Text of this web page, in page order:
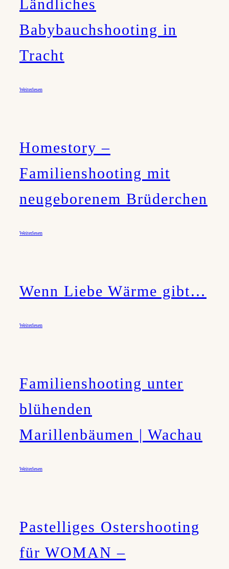
Ländliches
Babybauchshooting in
Tracht
Weiterlesen
Homestory –
Familienshooting mit
neugeborenem Brüderchen
Weiterlesen
Wenn Liebe Wärme gibt…
Weiterlesen
Familienshooting unter
blühenden
Marillenbäumen | Wachau
Weiterlesen
Pastelliges Ostershooting
für WOMAN –